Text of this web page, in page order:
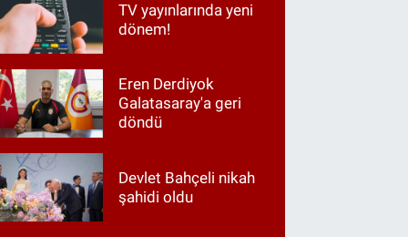
TV yayınlarında yeni
dönem!
Eren Derdiyok
Galatasaray'a geri
döndü
Devlet Bahçeli nikah
şahidi oldu